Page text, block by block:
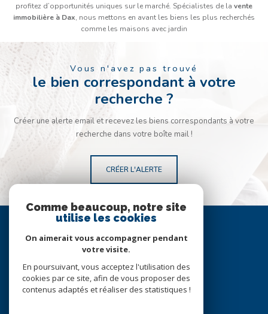
profitez d’opportunités uniques sur le marché. Spécialistes de la vente
immobilière à Dax, nous mettons en avant les biens les plus recherchés
comme les maisons avec jardin
Vous n'avez pas trouvé
le bien correspondant à votre
recherche ?
Créer une alerte email et recevez les biens correspondants à votre
recherche dans votre boîte mail !
CRÉER L'ALERTE
Se
espace propriétaire
Nous
suivre
Comme beaucoup, notre site
utilise les cookies
On aimerait vous accompagner pendant
votre visite.
En poursuivant, vous acceptez l'utilisation des
cookies par ce site, afin de vous proposer des
contenus adaptés et réaliser des statistiques !